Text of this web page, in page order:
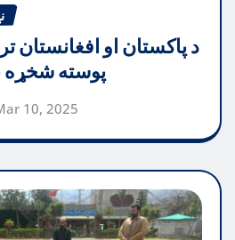
د پاکستان او افغانستان
پوسته شخړه
10, 2025